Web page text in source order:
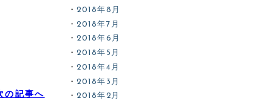
の記事へ
2018年8月
2018年7月
2018年6月
2018年5月
2018年4月
2018年3月
2018年2月